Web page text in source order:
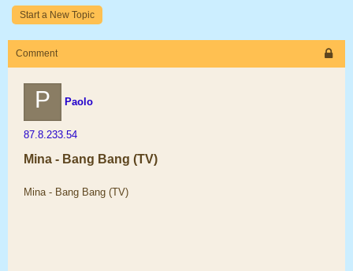
Start a New Topic
Comment
P Paolo
87.8.233.54
Mina - Bang Bang (TV)
Mina - Bang Bang (TV)